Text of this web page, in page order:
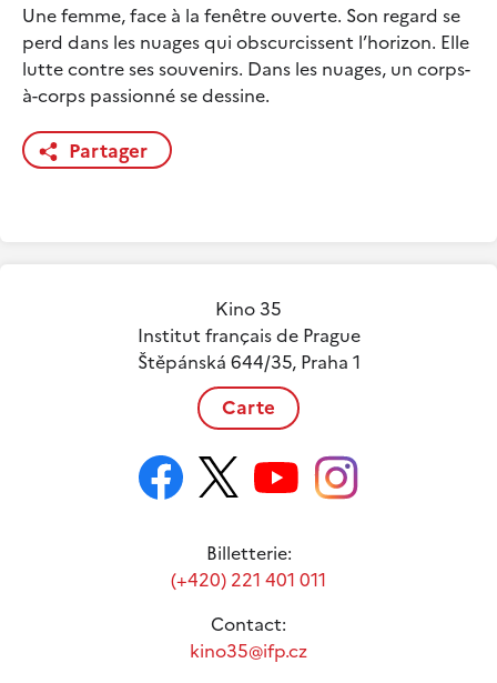
Une femme, face à la fenêtre ouverte. Son regard se
perd dans les nuages qui obscurcissent l’horizon. Elle
lutte contre ses souvenirs. Dans les nuages, un corps-
à-corps passionné se dessine.
Partager
Kino 35
Institut français de Prague
Štěpánská 644/35, Praha 1
Carte
Billetterie:
(+420) 221 401 011
Contact:
kino35@ifp.cz